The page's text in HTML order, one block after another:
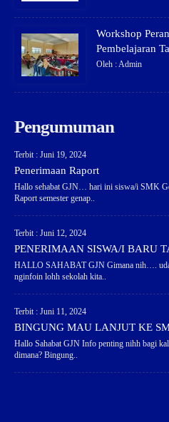
Workshop
Pembelajaran
Oleh : Admin
Pengumuman
Terbit : Juni 19, 2024
Penerimaan Raport
Hallo sehabat GJN… hari ini siswa/i SMK
Raport semester genap..
Terbit : Juni 12, 2024
PENERIMAAN SISWA/I BARU
HALLO SAHABAT GJN Gimana nih….
nginfoin lohh sekolah kita..
Terbit : Juni 11, 2024
BINGUNG MAU LANJUT KE
Hallo Sahabat GJN Info penting nihh bagi
dimana? Bingung..